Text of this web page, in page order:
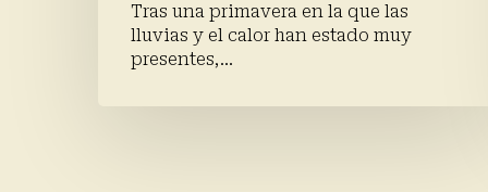
Tras una primavera en la que las
lluvias y el calor han estado muy
presentes,…